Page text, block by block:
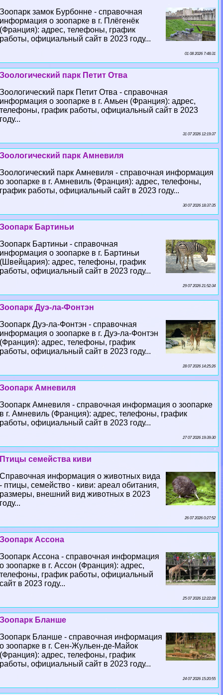
Зоопарк замок Бурбонне - справочная
информация о зоопарке в г. Плёгенёк
(Франция): адрес, телефоны, график
работы, официальный сайт в 2023 году...
01 08 2026 7:48:31
Зоологический парк Петит Отва
Зоологический парк Петит Отва - справочная
информация о зоопарке в г. Амьен (Франция): адрес,
телефоны, график работы, официальный сайт в 2023
году...
31 07 2026 12:19:37
Зоологический парк Амневиля
Зоологический парк Амневиля - справочная информация
о зоопарке в г. Амневиль (Франция): адрес, телефоны,
график работы, официальный сайт в 2023 году...
30 07 2026 18:37:35
Зоопарк Бартиньи
Зоопарк Бартиньи - справочная
информация о зоопарке в г. Бартиньи
(Швейцария): адрес, телефоны, график
работы, официальный сайт в 2023 году...
29 07 2026 21:52:34
Зоопарк Дуэ-ла-Фонтэн
Зоопарк Дуэ-ла-Фонтэн - справочная
информация о зоопарке в г. Дуэ-ла-Фонтэн
(Франция): адрес, телефоны, график
работы, официальный сайт в 2023 году...
28 07 2026 14:25:26
Зоопарк Амневиля
Зоопарк Амневиля - справочная информация о зоопарке
в г. Амневиль (Франция): адрес, телефоны, график
работы, официальный сайт в 2023 году...
27 07 2026 19:39:30
Птицы семейства киви
Справочная информация о животных вида
- птицы, семейство - киви: ареал обитания,
размеры, внешний вид животных в 2023
году...
26 07 2026 0:27:52
Зоопарк Ассона
Зоопарк Ассона - справочная информация
о зоопарке в г. Ассон (Франция): адрес,
телефоны, график работы, официальный
сайт в 2023 году...
25 07 2026 12:22:28
Зоопарк Бланше
Зоопарк Бланше - справочная информация
о зоопарке в г. Сен-Жульен-де-Майок
(Франция): адрес, телефоны, график
работы, официальный сайт в 2023 году...
24 07 2026 15:20:55